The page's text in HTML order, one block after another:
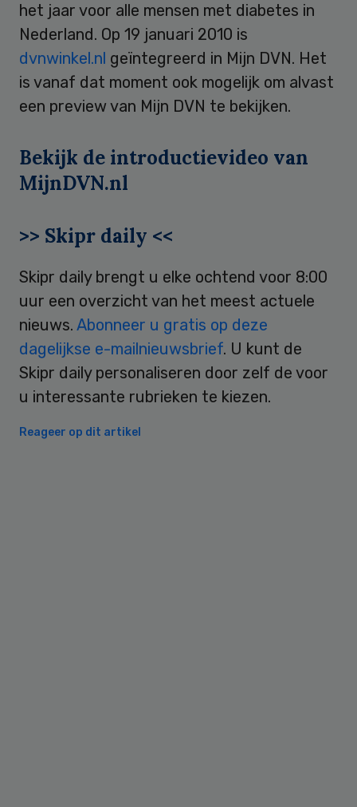
het jaar voor alle mensen met diabetes in
Nederland. Op 19 januari 2010 is
dvnwinkel.nl geïntegreerd in Mijn DVN. Het
is vanaf dat moment ook mogelijk om alvast
een preview van Mijn DVN te bekijken.
Bekijk de introductievideo van
MijnDVN.nl
>> Skipr daily <<
Skipr daily brengt u elke ochtend voor 8:00
uur een overzicht van het meest actuele
nieuws. Abonneer u gratis op deze
dagelijkse e-mailnieuwsbrief. U kunt de
Skipr daily personaliseren door zelf de voor
u interessante rubrieken te kiezen.
Reageer op dit artikel